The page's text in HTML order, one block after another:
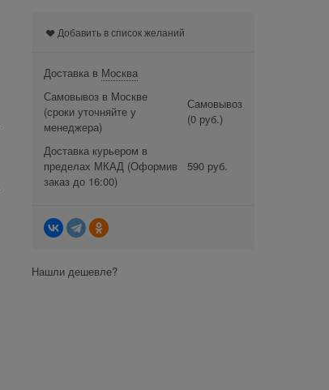
Добавить в список желаний
Доставка в Москва
Самовывоз в Москве
(сроки уточняйте у
менеджера)
Самовывоз
(0 руб.)
Доставка курьером в
пределах МКАД (Оформив
заказ до 16:00)
590 руб.
Нашли дешевле?